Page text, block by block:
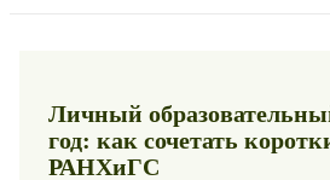
Личный
год: как сочетать
РАНХиГС